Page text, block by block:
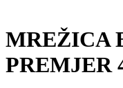
MREŽICA
PREMJER